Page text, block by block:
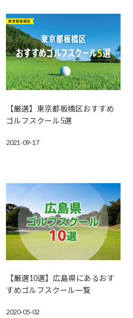
【厳選】東京都板橋区おすすめ
ゴルフスクール5選
2021-09-17
【厳選10選】広島県にあるおす
すめゴルフスクール一覧
2020-05-02